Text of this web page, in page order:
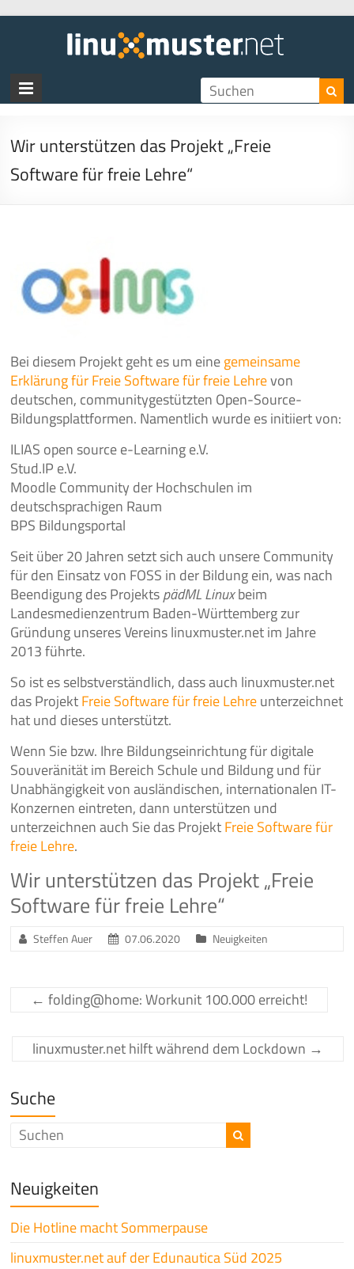
Wir unterstützen das Projekt „Freie
Software für freie Lehre“
Bei diesem Projekt geht es um einegemeinsame
Erklärung für Freie Software für freie Lehrevon
deutschen, communitygestützten Open-Source-
Bildungsplattformen. Namentlich wurde es initiiert von:
ILIAS open source e-Learning e.V.
Stud.IP e.V.
Moodle Community der Hochschulen im
deutschsprachigen Raum
BPS Bildungsportal
Seit über 20 Jahren setzt sich auch unsere Community
für den Einsatz von FOSS in der Bildung ein, was nach
Beendigung des ProjektspädML Linuxbeim
Landesmedienzentrum Baden-Württemberg zur
Gründung unseres Vereins linuxmuster.net im Jahre
2013 führte.
So ist es selbstverständlich, dass auch linuxmuster.net
das ProjektFreie Software für freie Lehreunterzeichnet
hat und dieses unterstützt.
Wenn Sie bzw. Ihre Bildungseinrichtung für digitale
Souveränität im Bereich Schule und Bildung und für
Unabhängigkeit von ausländischen, internationalen IT-
Konzernen eintreten, dann unterstützen und
unterzeichnen auch Sie das ProjektFreie Software für
freie Lehre.
Wir unterstützen das Projekt „Freie
Software für freie Lehre“
Steffen Auer 07.06.2020 Neuigkeiten
← folding@home: Workunit 100.000 erreicht!
linuxmuster.net hilft während dem Lockdown →
Suche
Neuigkeiten
Die Hotline macht Sommerpause
linuxmuster.net auf der Edunautica Süd 2025